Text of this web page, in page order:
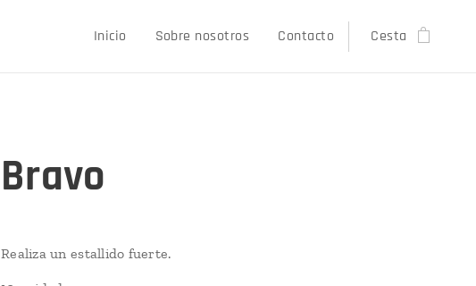
Inicio Sobre nosotros Contacto Cesta
Bravo
Realiza un estallido fuerte.